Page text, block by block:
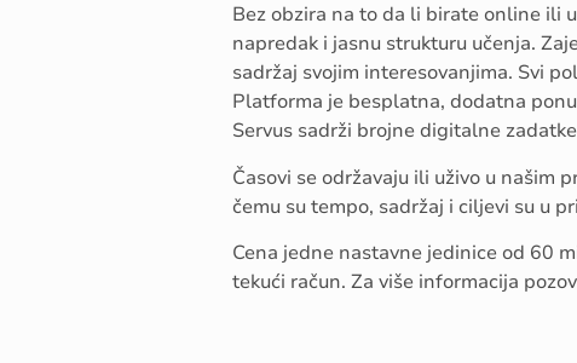
Bez obzira na to da li birate online ili
napredak i jasnu strukturu učenja.
sadržaj svojim interesovanjima. Svi
Platforma je besplatna, dodatna
Servus sadrži brojne digitalne
Časovi se održavaju ili uživo u našim
čemu su tempo, sadržaj i ciljevi su u
Cena jedne nastavne jedinice od 60
tekući račun. Za više informacija